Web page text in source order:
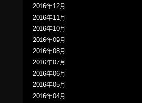
2016年12月
2016年11月
2016年10月
2016年09月
2016年08月
2016年07月
2016年06月
2016年05月
2016年04月